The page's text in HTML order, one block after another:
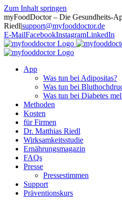
Zum Inhalt springen
myFoodDoctor – Die Gesundheits-
Riedl|support@myfooddoctor.de
E-MailFacebookInstagramLinkedIn
App
Was tun bei Adipositas?
Was tun bei
Was tun bei Diabetes
Methoden
Kosten
für Firmen
Dr. Matthias Riedl
Wirksamkeitsstudie
Ernährungsmagazin
FAQs
Presse
Pressestimmen
Support
Präventionskurs